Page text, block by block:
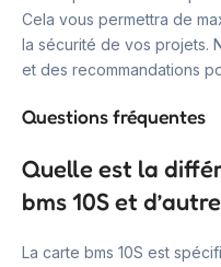
Cela vous permettra de
la sécurité de vos projets.
et des recommandations
Questions fréquentes
Quelle est la
bms 10S et
La carte bms 10S est